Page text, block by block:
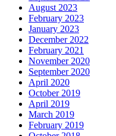
August 2023
February 2023
January 2023
December 2022
February 2021
November 2020
September 2020
April 2020
October 2019
April 2019
March 2019
February 2019